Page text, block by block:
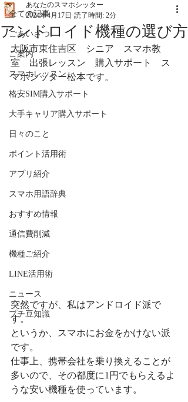
全ての記事
ごあいさつ
ご案内
スマホレッスン
格安SIM購入サポート
大手キャリア購入サポート
日々のこと
ポイント活用術
アプリ紹介
スマホ用語辞典
おすすめ情報
通信費削減
機種ご紹介
LINE活用術
ニュース
プチ豆知識
アンドロイド機種の選び方
あなたのスマホシッター
2024年4月17日 読了時間: 2分
大阪市東住吉区　シニア　スマホ教
室　出張レッスン　購入サポート　ス
マホシッター松本です。
突然ですが、私はアンドロイド派で
す。
というか、スマホにお金をかけない派
です。
仕事上、携帯会社を乗り換えることが
多いので、その都度に1円でもらえるよ
うな安い機種を使っています。